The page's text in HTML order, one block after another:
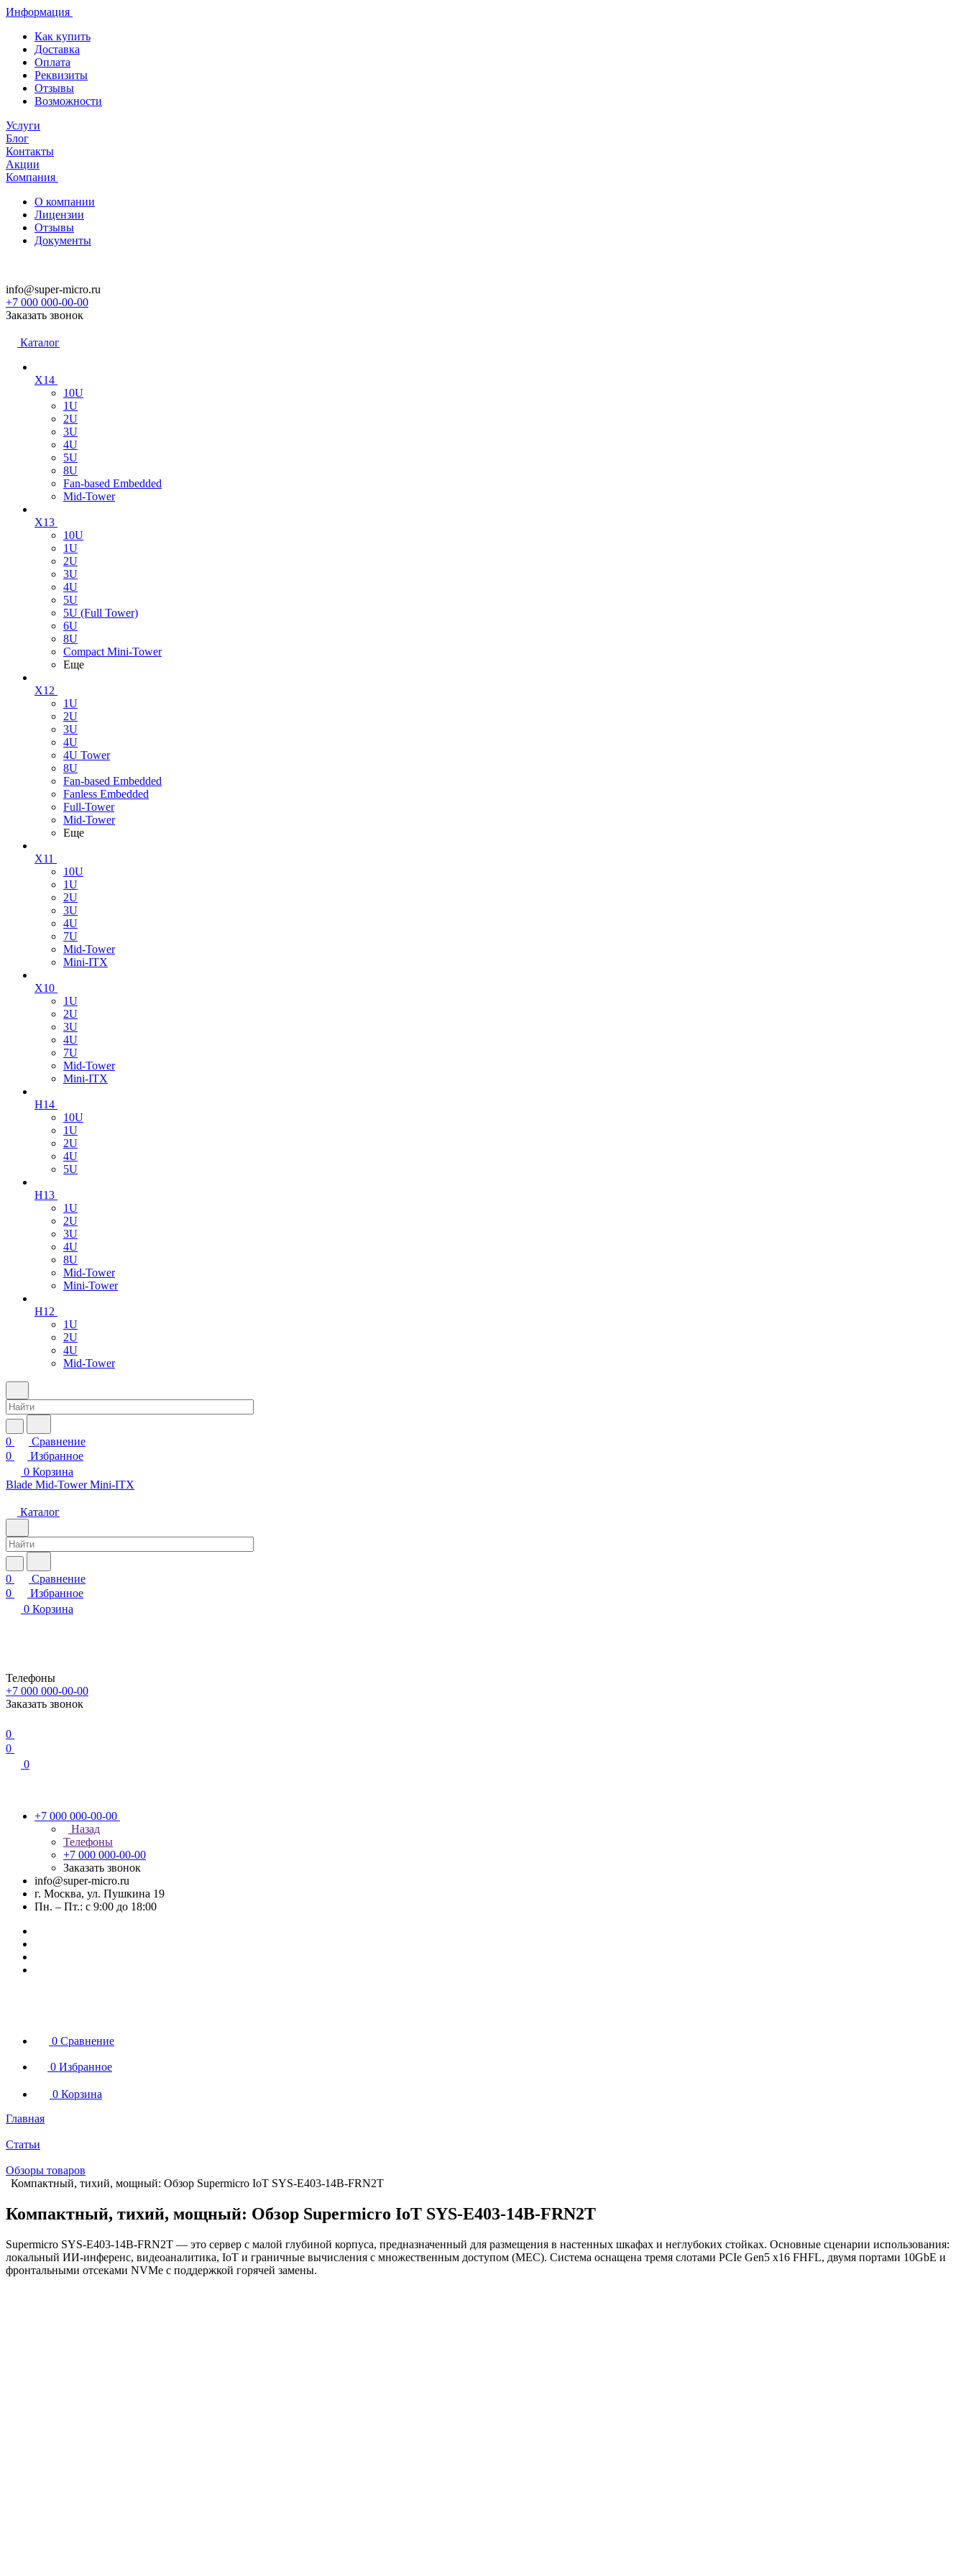
Информация
Как купить
Доставка
Оплата
Реквизиты
Отзывы
Возможности
Услуги
Блог
Контакты
Акции
Компания
О компании
Лицензии
Отзывы
Документы
info@super-micro.ru
+7 000 000-00-00
Заказать звонок
Каталог
X14
10U
1U
2U
3U
4U
5U
8U
Fan-based Embedded
Mid-Tower
X13
10U
1U
2U
3U
4U
5U
5U (Full Tower)
6U
8U
Compact Mini-Tower
Еще
X12
1U
2U
3U
4U
4U Tower
8U
Fan-based Embedded
Fanless Embedded
Full-Tower
Mid-Tower
Еще
X11
10U
1U
2U
3U
4U
7U
Mid-Tower
Mini-ITX
X10
1U
2U
3U
4U
7U
Mid-Tower
Mini-ITX
H14
10U
1U
2U
4U
5U
H13
1U
2U
3U
4U
8U
Mid-Tower
Mini-Tower
H12
1U
2U
4U
Mid-Tower
0
Сравнение
0
Избранное
0 Корзина
Blade Mid-Tower Mini-ITX
Каталог
0
Сравнение
0
Избранное
0 Корзина
Телефоны
+7 000 000-00-00
Заказать звонок
0
0
0
+7 000 000-00-00
Назад
Телефоны
+7 000 000-00-00
Заказать звонок
info@super-micro.ru
г. Москва, ул. Пушкина 19
Пн. – Пт.: с 9:00 до 18:00
0 Сравнение
0 Избранное
0 Корзина
Главная
Статьи
Обзоры товаров
Компактный, тихий, мощный: Обзор Supermicro IoT SYS-E403-14B-FRN2T
Компактный, тихий, мощный: Обзор Supermicro IoT SYS-E403-14B-FRN2T
Supermicro SYS-E403-14B-FRN2T — это сервер с малой глубиной корпуса, предназначенный для размещения в настенных шкафах и неглубоких стойках. Основные сценарии использования:
локальный ИИ-инференс, видеоаналитика, IoT и граничные вычисления с множественным доступом (MEC). Система оснащена тремя слотами PCIe Gen5 x16 FHFL, двумя портами 10GbE и
фронтальными отсеками NVMe с поддержкой горячей замены.